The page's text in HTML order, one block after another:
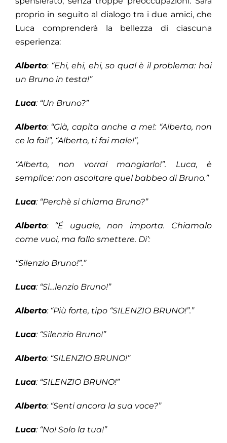
proprio in seguito al dialogo tra i due amici, che
Luca comprenderà la bellezza di ciascuna
esperienza:
Alberto: “Ehi, ehi, ehi, so qual è il problema: hai
un Bruno in testa!”
Luca: “Un Bruno?”
Alberto: “Già, capita anche a me!: “Alberto, non
ce la fai!”, “Alberto, ti fai male!”,
“Alberto, non vorrai mangiarlo!”. Luca, è
semplice: non ascoltare quel babbeo di Bruno.”
Luca: “Perchè si chiama Bruno?”
Alberto: “É uguale, non importa. Chiamalo
come vuoi, ma fallo smettere. Di’:
“Silenzio Bruno!”.”
Luca: “Si…lenzio Bruno!”
Alberto: “Più forte, tipo “SILENZIO BRUNO!”.”
Luca: “Silenzio Bruno!”
Alberto: “SILENZIO BRUNO!”
Luca: “SILENZIO BRUNO!”
Alberto: “Senti ancora la sua voce?”
Luca: “No! Solo la tua!”